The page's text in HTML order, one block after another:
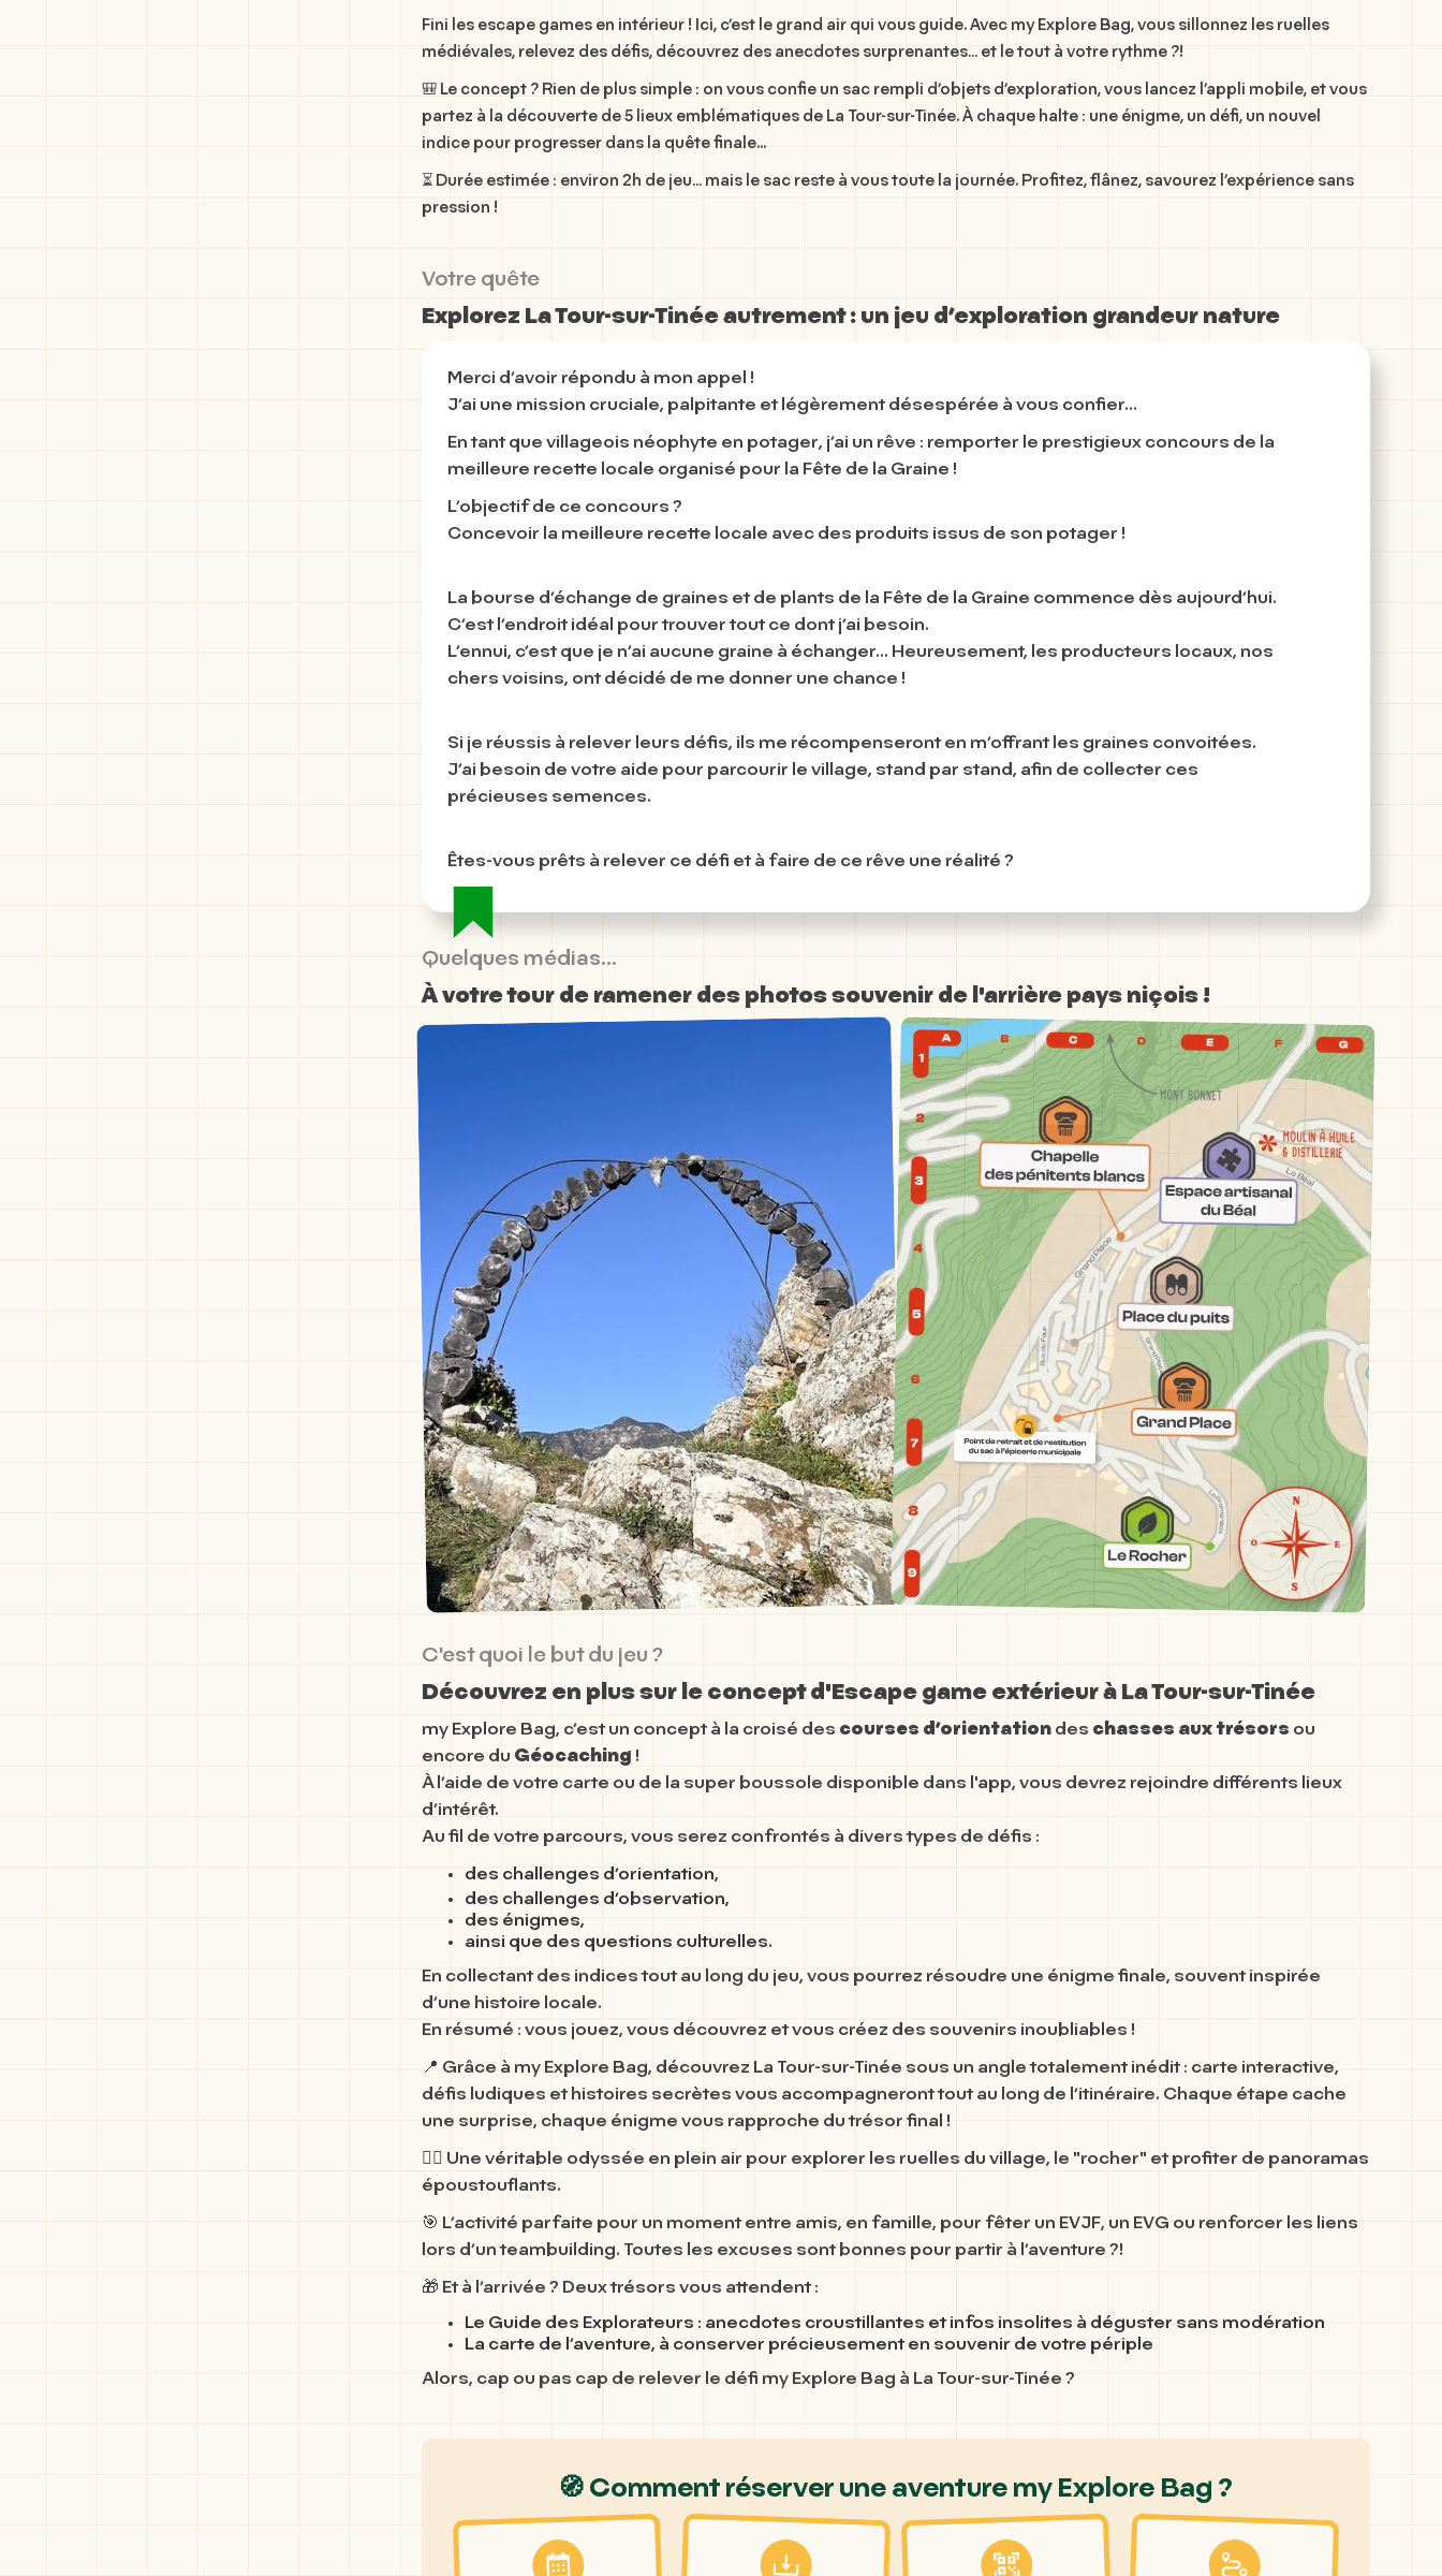
Fini les escape games en intérieur ! Ici, c’est le grand airqui vous guide. Avec my Explore Bag, vous sillonnez les ruelles
médiévales, relevez des défis, découvrez des anecdotes surprenantes… et le tout à votre rythme ?!
🎒 Le concept ? Rien de plus simple : on vous confie un sac rempli d’objets d’exploration, vous lancez l’appli mobile, et vous
partez à la découverte de 5 lieux emblématiques de La Tour-sur-Tinée. À chaque halte : une énigme, un défi, un nouvel
indice pour progresser dans la quête finale...
⏳ Durée estimée : environ 2h de jeu… mais le sac reste à vous toute la journée. Profitez, flânez, savourez l’expérience sans
pression !
Votre quête
Explorez La Tour-sur-Tinée autrement : un jeu d’exploration grandeur nature
Merci d’avoir répondu à mon appel !
J’ai une mission cruciale, palpitante et légèrement désespérée à vous confier...
En tant que villageois néophyte en potager, j’ai un rêve : remporter le prestigieux concours de la
meilleure recette locale organisé pour la Fête de la Graine !
L’objectif de ce concours ?
Concevoir la meilleure recette locale avec des produits issus de son potager !
La bourse d’échange de graines et de plants de la Fête de la Graine commence dès aujourd’hui.
C’est l’endroit idéal pour trouver tout ce dont j’ai besoin.
L’ennui, c’est que je n’ai aucune graine à échanger... Heureusement, les producteurs locaux, nos
chers voisins, ont décidé de me donner une chance !
Si je réussis à relever leurs défis, ils me récompenseront en m’offrant les graines convoitées.
J’ai besoin de votre aide pour parcourir le village, stand par stand, afin de collecter ces
précieuses semences.
Êtes-vous prêts à relever ce défi et à faire de ce rêve une réalité ?
Quelques médias...
À votre tour de ramener des photos souvenir de l'arrière pays niçois !
C'est quoi le but du jeu ?
Découvrez en plus sur le concept d'Escape game extérieur à La Tour-sur-Tinée
my Explore Bag, c’est un concept à la croisé des courses d’orientationdes chasses aux trésors ou
encore du Géocaching !
À l’aide de votre carte ou de la super boussole disponible dans l'app, vous devrez rejoindre différents lieux
d’intérêt.
Au fil de votre parcours, vous serez confrontés à divers types de défis :
des challenges d’orientation,
des challenges d’observation,
des énigmes,
ainsi que des questions culturelles.
En collectant des indices tout au long du jeu, vous pourrez résoudre une énigme finale, souvent inspirée
d’une histoire locale.
En résumé : vous jouez, vous découvrez et vous créez des souvenirs inoubliables !
📍 Grâce à my Explore Bag, découvrez La Tour-sur-Tinée sous un angle totalement inédit : carte interactive,
défis ludiques ethistoires secrètes vous accompagneront tout au long de l’itinéraire. Chaque étape cache
une surprise, chaque énigme vous rapproche du trésor final !
🚶‍♀️ Une véritable odyssée en plein air pour explorer les ruelles du village, le "rocher" et profiter de panoramas
époustouflants.
🎯 L’activité parfaite pour un moment entre amis, en famille, pour fêter un EVJF, un EVG ou renforcer les liens
lors d’un teambuilding. Toutes les excuses sont bonnes pour partir à l’aventure ?!
🎁 Et à l’arrivée ? Deux trésors vous attendent :
Le Guide des Explorateurs : anecdotes croustillantes et infos insolites à déguster sans modération
La carte de l’aventure, à conserver précieusement en souvenir de votre périple
Alors, cap ou pas cap de relever le défi my Explore Bag à La Tour-sur-Tinée ?
🧭 Comment réserver une aventure my Explore Bag ?